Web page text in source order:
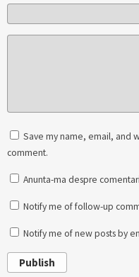
Save my name, email, and
comment.
Anunta-ma despre
Notify me of follow-up
Notify me of new posts by
Publish